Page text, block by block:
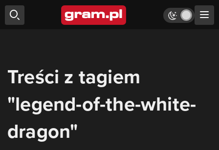
Treści z tagiem
"legend-of-the-white-
dragon"